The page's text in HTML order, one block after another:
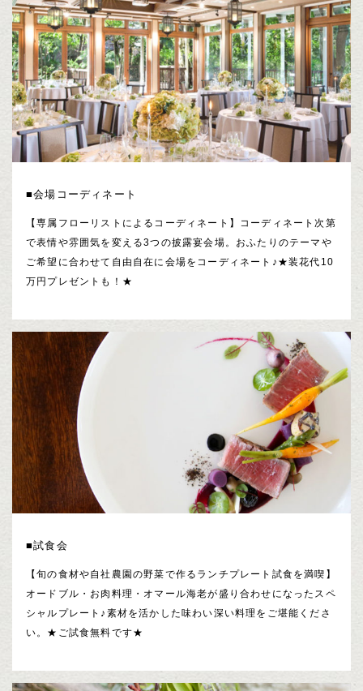
■会場コーディネート
【専属フローリストによるコーディネート】コーディネート次第
で表情や雰囲気を変える3つの披露宴会場。おふたりのテーマや
ご希望に合わせて自由自在に会場をコーディネート♪★装花代10
万円プレゼントも！★
■試食会
【旬の食材や自社農園の野菜で作るランチプレート試食を満喫】
オードブル・お肉料理・オマール海老が盛り合わせになったスペ
シャルプレート♪素材を活かした味わい深い料理をご堪能くださ
い。★ご試食無料です★